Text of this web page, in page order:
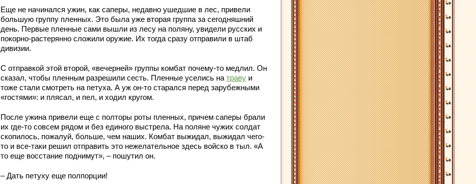
Еще не начинался ужин, как саперы, недавно ушедшие в лес, привели
большую группу пленных. Это была уже вторая группа за сегодняшний
день. Первые пленные сами вышли из лесу на поляну, увидели русских и
покорно-растерянно сложили оружие. Их тогда сразу отправили в штаб
дивизии.
С отправкой этой второй, «вечерней» группы комбат почему-то медлил. Он
сказал, чтобы пленным разрешили сесть. Пленные уселись на траву и
тоже стали смотреть на петуха. А уж он-то старался перед зарубежными
«гостями»: и плясал, и пел, и ходил кругом.
После ужина привели еще с полторы роты пленных, причем саперы брали
их где-то совсем рядом и без единого выстрела. На поляне чужих солдат
скопилось, пожалуй, больше, чем наших. Комбат выжидал, выжидал чего-
то и все-таки решил отправить это нежелательное здесь войско в тыл. «А
то еще восстание поднимут», – пошутил он.
– Дать петуху еще полпорции!